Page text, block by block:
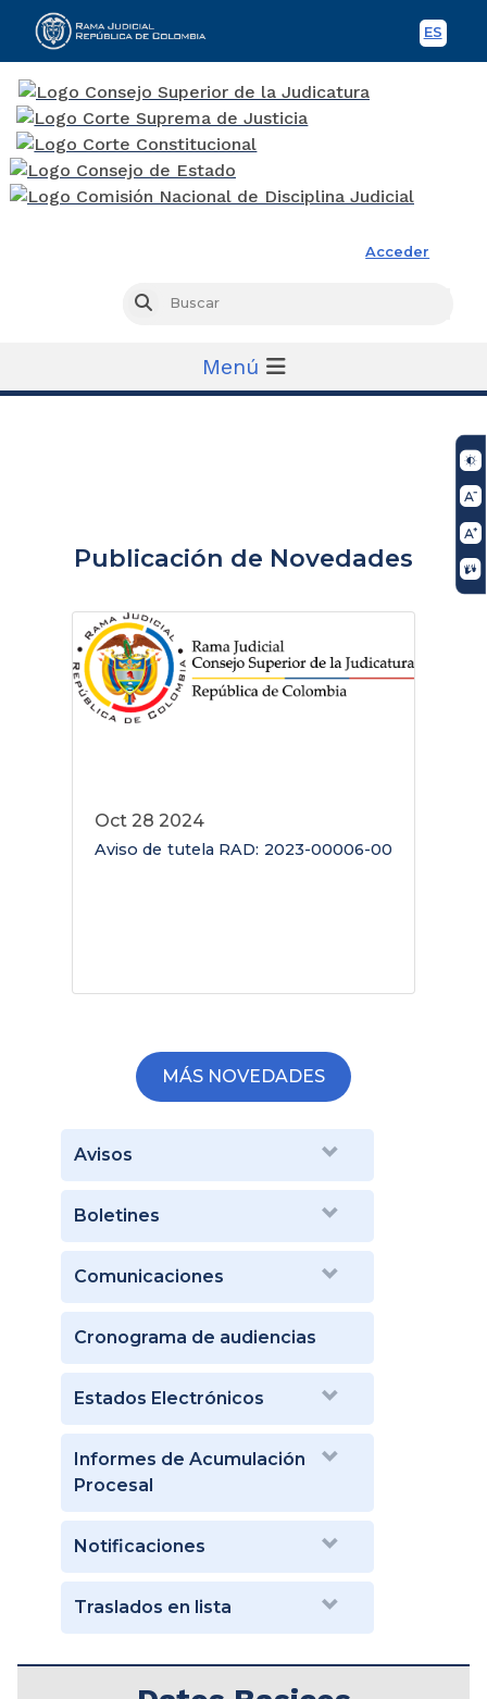
ES
Acceder
Buscar
Menú
Publicación de Novedades
Oct 28 2024
Aviso de tutela RAD: 2023-00006-00
MÁS NOVEDADES
Avisos
Boletines
Comunicaciones
Cronograma de audiencias
Estados Electrónicos
Informes de Acumulación
Procesal
Notificaciones
Traslados en lista